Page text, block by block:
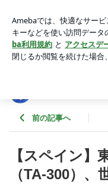
木式アンテナ？素子数
ァンクラブブログ
アプリをダウンロードし
ょう。
前の記事へ
【スペイン】
（TA-300）